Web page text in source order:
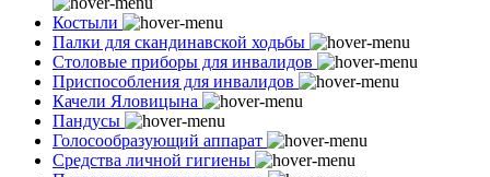
Костыли
Палки для скандинавской ходьбы
Столовые приборы для инвалидов
Приспособления для инвалидов
Качели Яловицына
Пандусы
Голосообразующий аппарат
Средства личной гигиены